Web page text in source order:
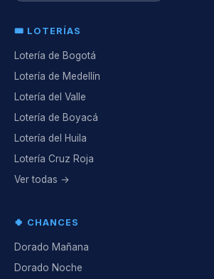
🎟️ LOTERÍAS
Lotería de Bogotá
Lotería de Medellín
Lotería del Valle
Lotería de Boyacá
Lotería del Huila
Lotería Cruz Roja
Ver todas →
🍀 CHANCES
Dorado Mañana
Dorado Noche